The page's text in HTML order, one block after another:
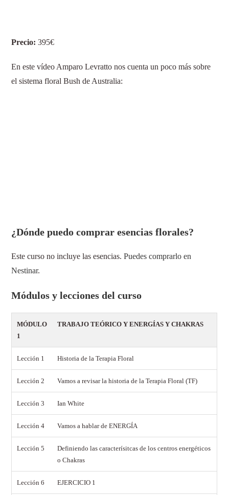
Precio: 395€
En este vídeo Amparo Levratto nos cuenta un poco más sobre
el sistema floral Bush de Australia:
¿Dónde puedo comprar esencias florales?
Este curso no incluye las esencias.Puedes comprarlo en
Nestinar.
Módulos y lecciones del curso
MÓDULO
1
TRABAJO TEÓRICO Y ENERGÍAS Y CHAKRAS
Lección 1 Historia de la Terapia Floral
Lección 2 Vamos a revisar la historia de la Terapia Floral (TF)
Lección 3 Ian White
Lección 4 Vamos a hablar de ENERGÍA
Lección 5
Definiendo las caracterísitcas de los centros energéticos
o Chakras
Lección 6 EJERCICIO 1